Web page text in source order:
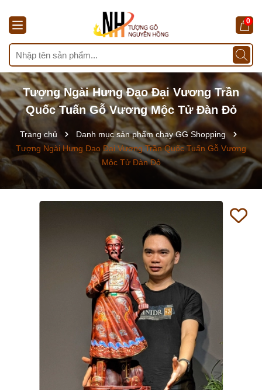
0
Tượng Ngài Hưng Đạo Đại Vương Trần
Quốc Tuấn Gỗ Vương Mộc Tử Đàn Đỏ
Trang chủ
Danh mục sản phẩm chạy GG Shopping
Tượng Ngài Hưng Đạo Đại Vương Trần Quốc Tuấn Gỗ Vương
Mộc Tử Đàn Đỏ